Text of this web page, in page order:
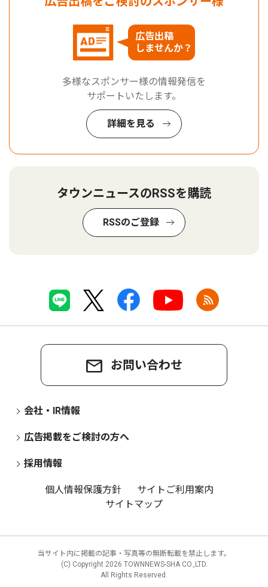
広告出稿
しませんか？
多様なスポンサー様の情報発信を
サポートいたします。
詳細を見る
タウンニュースのRSSを購読
RSSのご登録
お問い合わせ
会社・IR情報
広告掲載をご検討の方へ
採用情報
個人情報保護方針
サイトご利用案内
サイトマップ
当サイト内に掲載の記事・写真等の無断転載を禁止します。
(C) Copyright 2026 TOWNNEWS-SHA CO.,LTD.
All Rights Reserved.